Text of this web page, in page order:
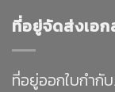
ที่อยู่จัดส่งเอก
ที่อยู่ออกใบกำกั